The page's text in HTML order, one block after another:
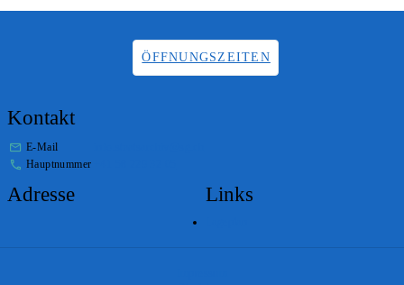
ÖFFNUNGSZEITEN
Kontakt
E-Mail
Hauptnummer
Adresse Links